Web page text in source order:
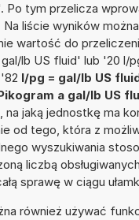
Po tym przelicza
liście wyników
wartość do
lb US fluid' lub '20 l/
l/pg = gal/lb US
a gal/lb US
na jaką jednostkę ma
od tego, która z
wyszukiwania
liczbą
sprawę w ciągu
również używać